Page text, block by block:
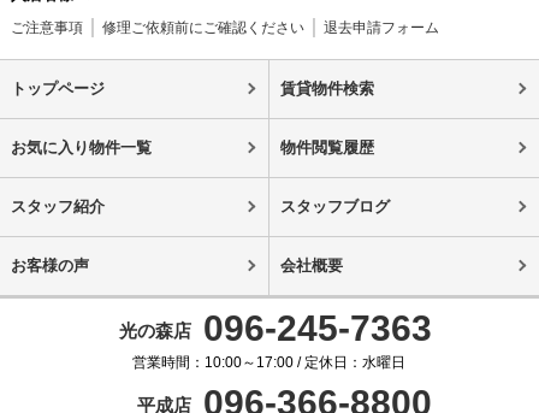
ご注意事項 修理ご依頼前にご確認ください 退去申請フォーム
トップページ 賃貸物件検索
お気に入り物件一覧 物件閲覧履歴
スタッフ紹介 スタッフブログ
お客様の声 会社概要
光の森店 096-245-7363
営業時間：10:00～17:00 / 定休日：水曜日
平成店 096-366-8800